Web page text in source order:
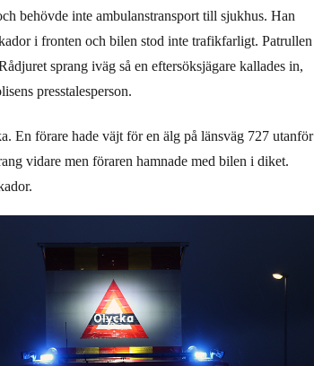
behövde inte ambulanstransport till sjukhus. Han
i fronten och bilen stod inte trafikfarligt. Patrullen
sprang iväg så en eftersöksjägare kallades in,
presstalesperson.
En förare hade väjt för en älg på länsväg 727 utanför
vidare men föraren hamnade med bilen i diket.